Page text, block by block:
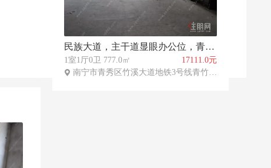
民族大道，主干道显眼办公位，青湖苑地铁楼下写字楼空租
1室1厅0卫 777.0㎡
17111.0元
南宁市青秀区竹溪大道地铁3号线青竹立交站B出口北侧